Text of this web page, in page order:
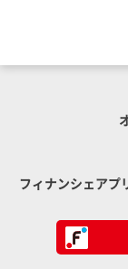
フィナンシェアプ